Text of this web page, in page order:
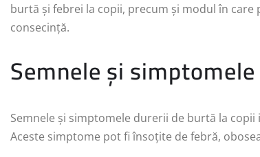
burtă și febrei la copii, precum și modul în
consecință.
Semnele și
Semnele și simptomele durerii de burtă la
Aceste simptome pot fi însoțite de febră,